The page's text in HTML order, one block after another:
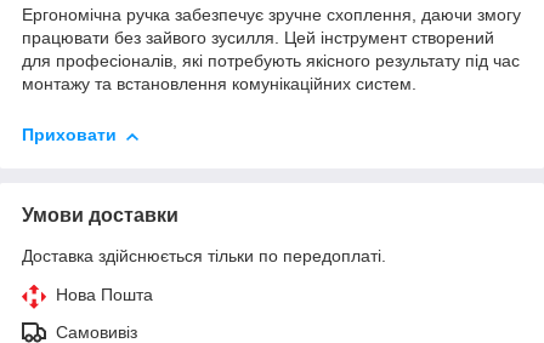
Ергономічна ручка забезпечує зручне схоплення, даючи змогу
працювати без зайвого зусилля. Цей інструмент створений
для професіоналів, які потребують якісного результату під час
монтажу та встановлення комунікаційних систем.
Приховати
Умови доставки
Доставка здійснюється тільки по передоплаті.
Нова Пошта
Самовивіз